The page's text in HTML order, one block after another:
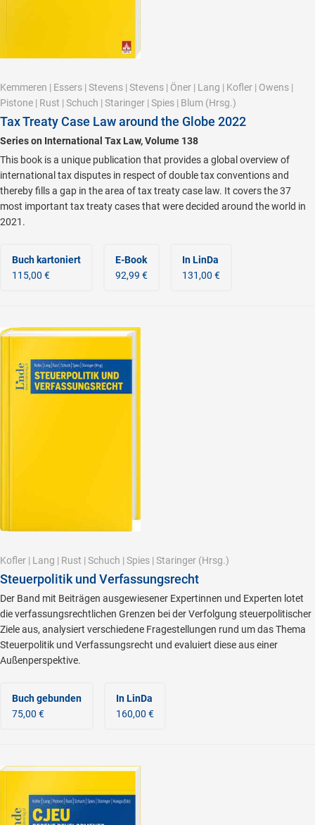
Kemmeren | Essers | Stevens | Stevens | Öner | Lang | Kofler | Owens |
Pistone | Rust | Schuch | Staringer | Spies | Blum (Hrsg.)
Tax Treaty Case Law around the Globe 2022
Series on International Tax Law, Volume 138
This book is a unique publication that provides a global overview of
international tax disputes in respect of double tax conventions and
thereby fills a gap in the area of tax treaty case law. It covers the 37
most important tax treaty cases that were decided around the world in
2021.
Buch kartoniert
115,00 €
E-Book
92,99 €
In LinDa
131,00 €
Kofler | Lang | Rust | Schuch | Spies | Staringer (Hrsg.)
Steuerpolitik und Verfassungsrecht
Der Band mit Beiträgen ausgewiesener Expertinnen und Experten lotet
die verfassungsrechtlichen Grenzen bei der Verfolgung steuerpolitischer
Ziele aus, analysiert verschiedene Fragestellungen rund um das Thema
Steuerpolitik und Verfassungsrecht und evaluiert diese aus einer
Außenperspektive.
Buch gebunden
75,00 €
In LinDa
160,00 €